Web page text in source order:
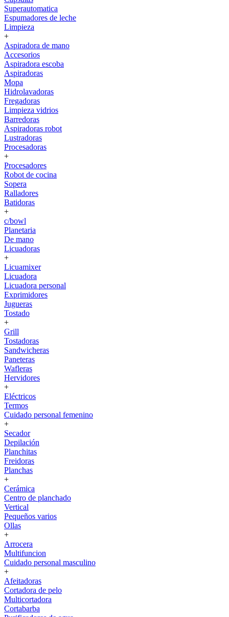
Superautomatica
Espumadores de leche
Limpieza
+
Aspiradora de mano
Accesorios
Aspiradora escoba
Aspiradoras
Mopa
Hidrolavadoras
Fregadoras
Limpieza vidrios
Barredoras
Aspiradoras robot
Lustradoras
Procesadoras
+
Procesadores
Robot de cocina
Sopera
Ralladores
Batidoras
+
c/bowl
Planetaria
De mano
Licuadoras
+
Licuamixer
Licuadora
Licuadora personal
Exprimidores
Jugueras
Tostado
+
Grill
Tostadoras
Sandwicheras
Paneteras
Wafleras
Hervidores
+
Eléctricos
Termos
Cuidado personal femenino
+
Secador
Depilación
Planchitas
Freidoras
Planchas
+
Cerámica
Centro de planchado
Vertical
Pequeños varios
Ollas
+
Arrocera
Multifuncion
Cuidado personal masculino
+
Afeitadoras
Cortadora de pelo
Multicortadora
Cortabarba